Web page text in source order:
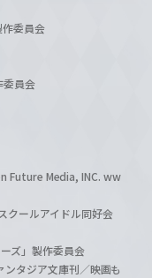
委員会
委員会
Media, INC. ww
クールアイドル同好会
ズ」製作委員会
タジア文庫刊／映画も